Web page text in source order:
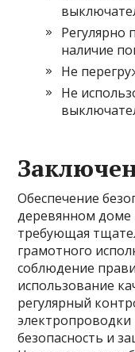
Регулярно
наличие
Не
Не
Обеспечение
деревянном доме
требующая
грамотного
соблюдение
использование
регулярный
безопасность и